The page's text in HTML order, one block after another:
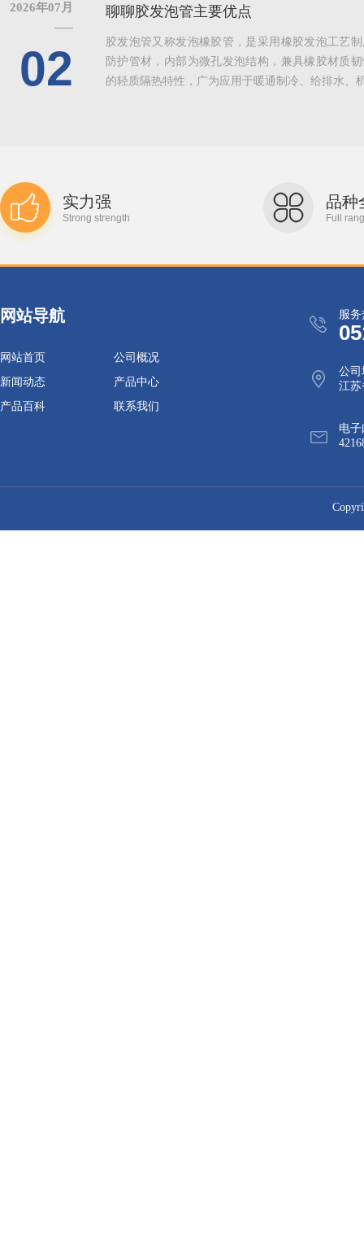
2026年07月
02
聊聊胶发泡管主要优点
胶发泡管又称发泡橡胶管，是采用橡胶发泡工艺
防护管材，内部为微孔发泡结构，兼具橡胶材质
的轻质隔热特性，广为应用于暖通制冷、给排水、
实力强
Strong strength
品种
Full
网站导航
网站首页
公司概况
新闻动态
产品中心
产品百科
联系我们
服
公司
江苏
电